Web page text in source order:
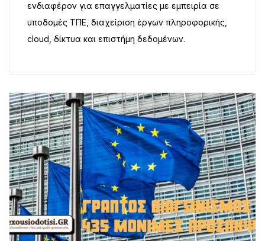
ενδιαφέρον για επαγγελματίες με εμπειρία σε
υποδομές ΤΠΕ, διαχείριση έργων πληροφορικής,
cloud, δίκτυα και επιστήμη δεδομένων.